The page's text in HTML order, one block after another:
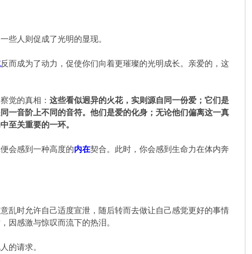
些人则促成了光明的显现。
反而成为了动力，促使你们向着更璀璨的光明成长。亲爱的，这
觉的真相：这些看似迥异的火花，实则源自同一份爱；它们是
一音阶上不同的音符。他们是爱的化身；无论他们偏离这一真
至关重要的一环。
会感到一种高度的内在契合。此时，你会感到生命力在体内奔
乱时允许自己适度宣泄，随后转而去做让自己感觉更好的事情
因感激与惊叹而流下的热泪。
的请求。